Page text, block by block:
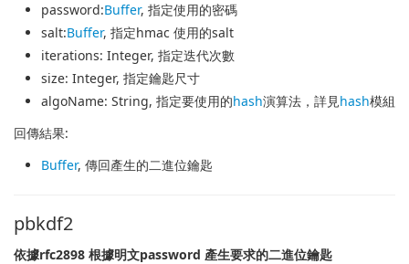
password:Buffer, 指定使用的密碼
salt:Buffer, 指定hmac 使用的salt
iterations: Integer, 指定迭代次數
size: Integer, 指定鑰匙尺寸
algoName: String, 指定要使用的hash演算法，詳見hash模組
回傳結果:
Buffer, 傳回產生的二進位鑰匙
pbkdf2
依據rfc2898 根據明文password 產生要求的二進位鑰匙